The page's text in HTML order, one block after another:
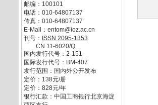
邮编： 100101
电话： 010-64807137
传真： 010-64807137
E-Mail： entom@ioz.ac.cn
刊号： ISSN 2095-1353
CN 11-6020/Q
国内发行代号： 2-151
国际发行代号： BM-407
发行范围：国内外公开发布
定价： 138元/册
定价： 828元/年
银行汇款：中国工商银行北京海淀